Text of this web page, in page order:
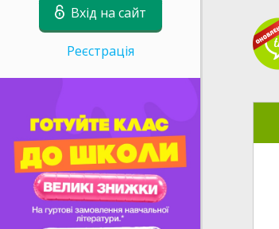
Вхід на сайт
Реєстрація